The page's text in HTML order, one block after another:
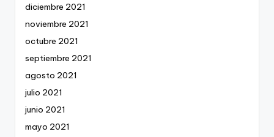
diciembre 2021
noviembre 2021
octubre 2021
septiembre 2021
agosto 2021
julio 2021
junio 2021
mayo 2021